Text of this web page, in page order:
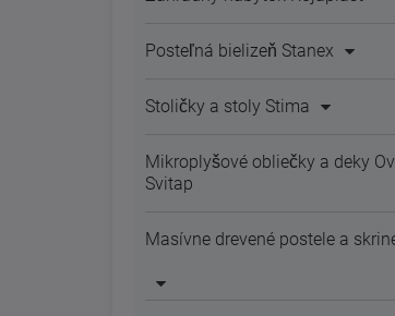
Posteľná bielizeň Stanex
Stoličky a stoly Stima
Mikroplyšové obliečky a deky
Svitap
Masívne drevené postele a